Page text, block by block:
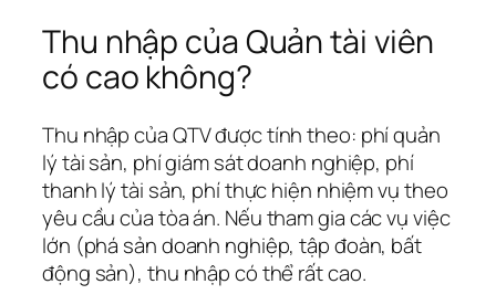
Thu nhập của Quản tài viên
có cao không?
Thu nhập của QTV được tính theo: phí quản
lý tài sản, phí giám sát doanh nghiệp, phí
thanh lý tài sản, phí thực hiện nhiệm vụ theo
yêu cầu của tòa án. Nếu tham gia các vụ việc
lớn (phá sản doanh nghiệp, tập đoàn, bất
động sản), thu nhập có thể rất cao.